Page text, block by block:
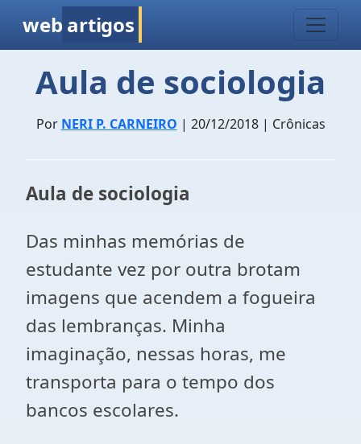
web artigos
Aula de sociologia
Por NERI P. CARNEIRO | 20/12/2018 | Crônicas
Aula de sociologia
Das minhas memórias de
estudante vez por outra brotam
imagens que acendem a fogueira
das lembranças. Minha
imaginação, nessas horas, me
transporta para o tempo dos
bancos escolares.